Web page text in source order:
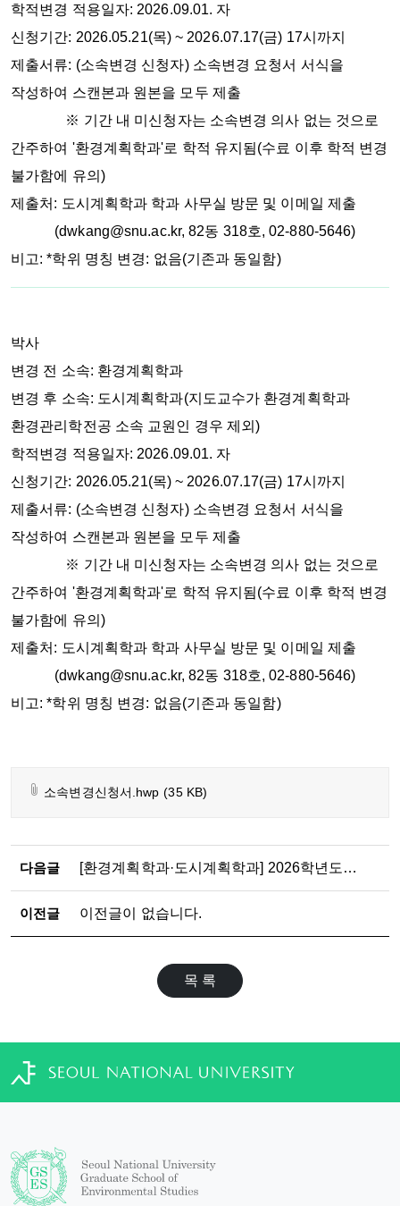
학적변경 적용일자: 2026.09.01. 자
신청기간: 2026.05.21(목) ~ 2026.07.17(금) 17시까지
제출서류: (소속변경 신청자) 소속변경 요청서 서식을
작성하여 스캔본과 원본을 모두 제출
※ 기간 내 미신청자는 소속변경 의사 없는 것으로
간주하여 '환경계획학과'로 학적 유지됨(수료 이후 학적 변경
불가함에 유의)
제출처: 도시계획학과 학과 사무실 방문 및 이메일 제출
(dwkang@snu.ac.kr, 82동 318호, 02-880-5646)
비고: *학위 명칭 변경: 없음(기존과 동일함)
박사
변경 전 소속: 환경계획학과
변경 후 소속: 도시계획학과(지도교수가 환경계획학과
환경관리학전공 소속 교원인 경우 제외)
학적변경 적용일자: 2026.09.01. 자
신청기간: 2026.05.21(목) ~ 2026.07.17(금) 17시까지
제출서류: (소속변경 신청자) 소속변경 요청서 서식을
작성하여 스캔본과 원본을 모두 제출
※ 기간 내 미신청자는 소속변경 의사 없는 것으로
간주하여 '환경계획학과'로 학적 유지됨(수료 이후 학적 변경
불가함에 유의)
제출처: 도시계획학과 학과 사무실 방문 및 이메일 제출
(dwkang@snu.ac.kr, 82동 318호, 02-880-5646)
비고: *학위 명칭 변경: 없음(기존과 동일함)
소속변경신청서.hwp (35 KB)
다음글 [환경계획학과·도시계획학과] 2026학년도 2학기 석·박사과정 논문제출자격시험 응시자 수료 점검표 제출 안내
이전글 이전글이 없습니다.
목 록